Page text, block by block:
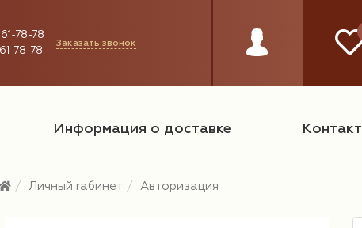
78-78
78-78
Заказать звонок
Информация о доставке Контакт
Личный rабинет Авторизация